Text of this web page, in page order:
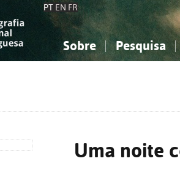
PT EN FR
Sobre Pesquisa
Uma noite